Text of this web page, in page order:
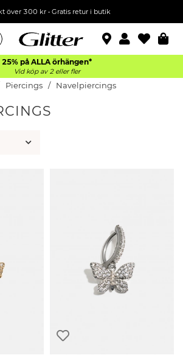
över 300 kr• Gratis retur i butik
25% på ALLA örhängen*
Vid köp av 2 eller fler
Piercings Navelpiercings